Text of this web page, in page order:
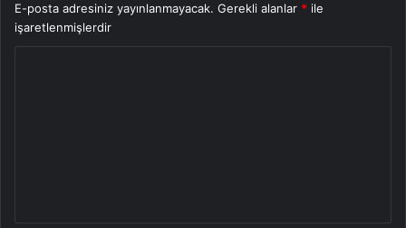
E-posta adresiniz yayınlanmayacak. Gerekli alanlar * ile
işaretlenmişlerdir